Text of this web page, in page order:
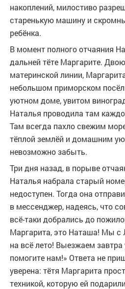
накоплений, милостиво
старенькую машину и
ребёнка.
В момент полного отчаяния
дальней тёте Маргарите.
материнской линии,
небольшом приморском
уютном доме, увитом
Наталья проводила там
Там всегда пахло свежим
тёплой землёй и домашним
невозможно забыть.
Три дня назад, в порыве
Наталья набрала старый
недоступен. Тогда она
в мессенджер, надеясь, что
всё-таки добрались до
Маргарита, это Наташа! Мы с
на всё лето! Выезжаем
помогите нам!» Ответа не
уверена: тётя Маргарита
техникой, которую ей